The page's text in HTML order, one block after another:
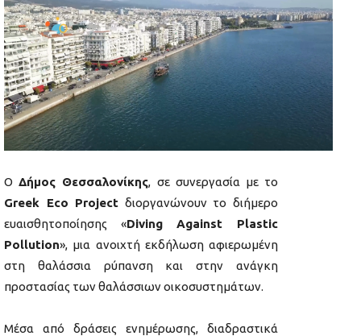
ΟΔήμος Θεσσαλονίκης, σε συνεργασία με το
Greek Eco Project διοργανώνουν το διήμερο
ευαισθητοποίησης «Diving Against Plastic
Pollution», μια ανοιχτή εκδήλωση αφιερωμένη
στη θαλάσσια ρύπανση και στην ανάγκη
προστασίας των θαλάσσιων οικοσυστημάτων.
Μέσα από δράσεις ενημέρωσης, διαδραστικά